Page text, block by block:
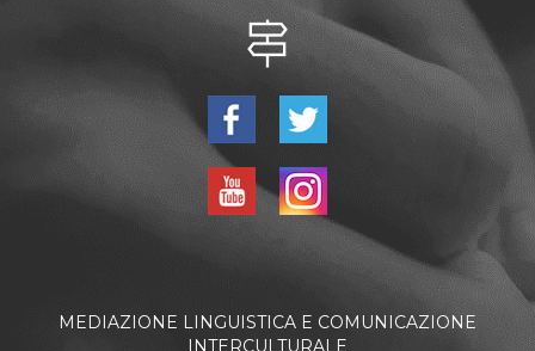
MEDIAZIONE LINGUISTICA E COMUNICAZIONE
INTERCULTURALE